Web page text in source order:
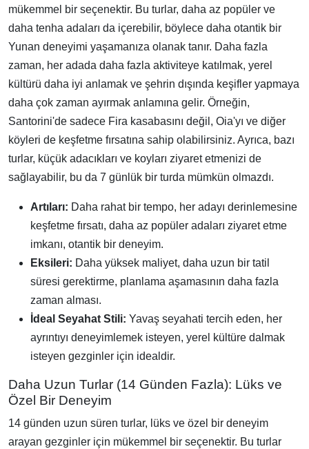
mükemmel bir seçenektir. Bu turlar, daha az popüler ve
daha tenha adaları da içerebilir, böylece daha otantik bir
Yunan deneyimi yaşamanıza olanak tanır. Daha fazla
zaman, her adada daha fazla aktiviteye katılmak, yerel
kültürü daha iyi anlamak ve şehrin dışında keşifler yapmaya
daha çok zaman ayırmak anlamına gelir. Örneğin,
Santorini'de sadece Fira kasabasını değil, Oia'yı ve diğer
köyleri de keşfetme fırsatına sahip olabilirsiniz. Ayrıca, bazı
turlar, küçük adacıkları ve koyları ziyaret etmenizi de
sağlayabilir, bu da 7 günlük bir turda mümkün olmazdı.
Artıları: Daha rahat bir tempo, her adayı derinlemesine
keşfetme fırsatı, daha az popüler adaları ziyaret etme
imkanı, otantik bir deneyim.
Eksileri: Daha yüksek maliyet, daha uzun bir tatil
süresi gerektirme, planlama aşamasının daha fazla
zaman alması.
İdeal Seyahat Stili: Yavaş seyahati tercih eden, her
ayrıntıyı deneyimlemek isteyen, yerel kültüre dalmak
isteyen gezginler için idealdir.
Daha Uzun Turlar (14 Günden Fazla): Lüks ve
Özel Bir Deneyim
14 günden uzun süren turlar, lüks ve özel bir deneyim
arayan gezginler için mükemmel bir seçenektir. Bu turlar